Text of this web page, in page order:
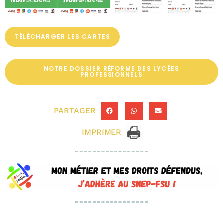
TÉLÉCHARGER LES CARTES
NOTRE DOSSIER RÉFORME DES LYCÉES
PROFESSIONNELS
PARTAGER
IMPRIMER